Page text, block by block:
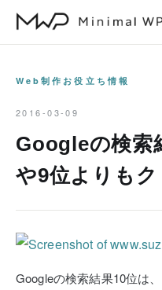
Web制作お役立ち情報
2016-03-09
Googleの検索
や9位よりも
Googleの検索結果10位は